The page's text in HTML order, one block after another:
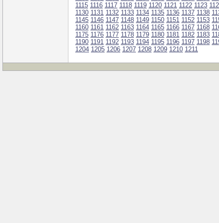
1115 1116 1117 1118 1119 1120 1121 1122 1123
1130 1131 1132 1133 1134 1135 1136 1137 1138
1145 1146 1147 1148 1149 1150 1151 1152 1153
1160 1161 1162 1163 1164 1165 1166 1167 1168
1175 1176 1177 1178 1179 1180 1181 1182 1183
1190 1191 1192 1193 1194 1195 1196 1197 1198
1204 1205 1206 1207 1208 1209 1210 1211